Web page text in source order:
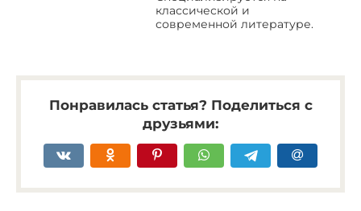
классической и
современной литературе.
Понравилась статья? Поделиться с
друзьями: